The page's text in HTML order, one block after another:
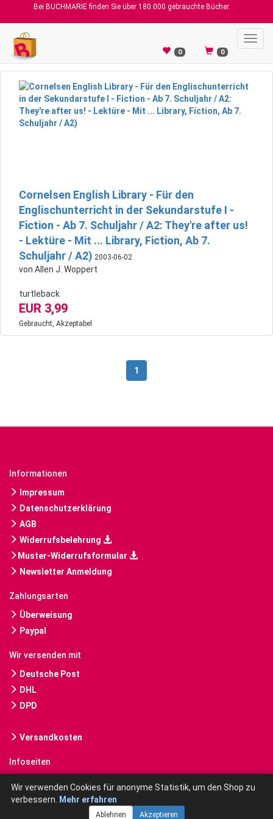
Bei BUCHMARIE finden Sie über 180.000 gebrauchte Bücher.
0 0
Cornelsen English Library - Für den
Englischunterricht in der Sekundarstufe I -
Fiction - Ab 7. Schuljahr / A2: They're after us!
- Lektüre - Mit ... Library, Fiction, Ab 7.
Schuljahr / A2) 2003-06-02
von Allen J. Woppert
turtleback
EUR 3,99
Gebraucht, Akzeptabel
1
Informationen
Impressum
Datenschutzerklärung
AGB
Widerrufsbelehrung
Muster-Widerrufsformular
Newsletter Anmeldung
Zahlungsarten
Überweisung
Paypal
Wir versenden mit
Deutsche Post
DHL
DPD
Versandkosten
Infoseiten
Wir verwenden Cookies für anonyme Statistik, um den Shop zu
verbessern.
Mehr erfahren
Ablehnen Akzeptieren